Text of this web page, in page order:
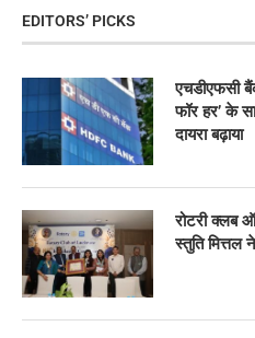
EDITORS’ PICKS
एचडीएफसी
फॉर हर’ के
दायरा बढ़ाया
रोटरी
स्तुति मित्तल